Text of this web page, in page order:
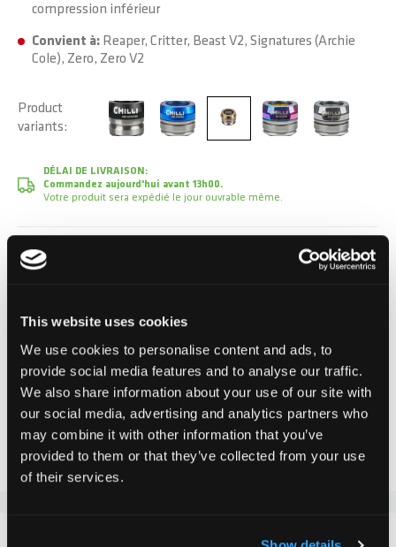
This website uses cookies
We use cookies to personalise content and ads, to
provide social media features and to analyse our traffic.
We also share information about your use of our site with
our social media, advertising and analytics partners who
may combine it with other information that you’ve
provided to them or that they’ve collected from your use
of their services.
compression inférieur
Convient à: Reaper, Critter, Beast V2, Signatures (Archie
Cole), Zero, Zero V2
Product
variants
DÉLAI DE LIVRAISON:
Commandez aujourd'hui avant 13h00.
Votre produit sera expédié le jour ouvrable même.
39,90 CHF
Ajouter au panier
Ajouter à la liste d'achats
Ajouter au comparateur